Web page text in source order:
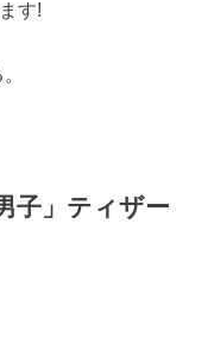
す!
子」ティザー